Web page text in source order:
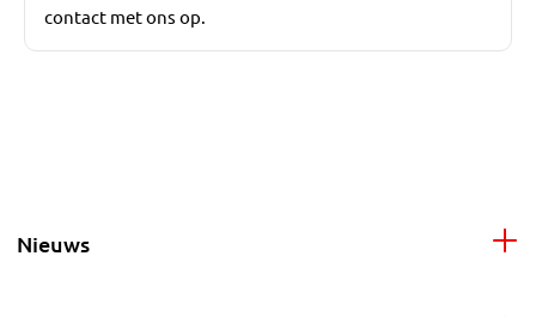
contact met ons op.
Nieuws